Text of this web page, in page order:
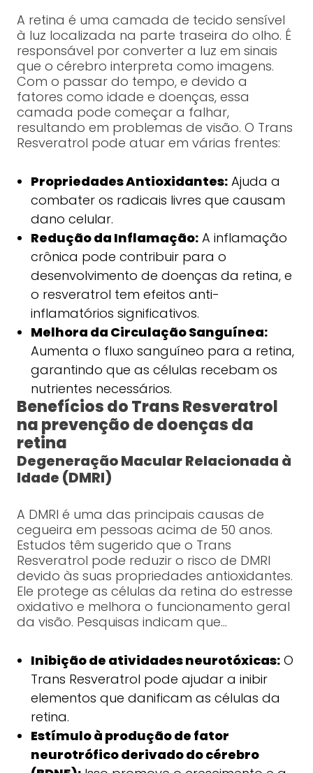
A retina é uma camada de tecido sensível
à luz localizada na parte traseira do olho. É
responsável por converter a luz em sinais
que o cérebro interpreta como imagens.
Com o passar do tempo, e devido a
fatores como idade e doenças, essa
camada pode começar a falhar,
resultando em problemas de visão. O Trans
Resveratrol pode atuar em várias frentes:
Propriedades Antioxidantes:Ajuda a
combater os radicais livres que causam
dano celular.
Redução da Inflamação:A inflamação
crônica pode contribuir para o
desenvolvimento de doenças da retina, e
o resveratrol tem efeitos anti-
inflamatórios significativos.
Melhora da Circulação Sanguínea:
Aumenta o fluxo sanguíneo para a retina,
garantindo que as células recebam os
nutrientes necessários.
Benefícios do Trans Resveratrol
na prevenção de doenças da
retina
Degeneração Macular Relacionada à
Idade (DMRI)
A DMRI é uma das principais causas de
cegueira em pessoas acima de 50 anos.
Estudos têm sugerido que o Trans
Resveratrol pode reduzir o risco de DMRI
devido às suas propriedades antioxidantes.
Ele protege as células da retina do estresse
oxidativo e melhora o funcionamento geral
da visão. Pesquisas indicam que…
Inibição de atividades neurotóxicas:O
Trans Resveratrol pode ajudar a inibir
elementos que danificam as células da
retina.
Estímulo à produção de fator
neurotrófico derivado do cérebro